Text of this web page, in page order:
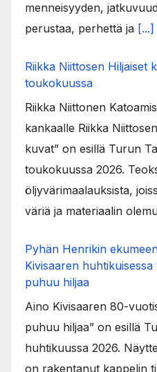
menneisyyden,
perustaa, perhettä ja [...]
Riikka Niittosen Hiljaiset
toukokuussa
Riikka Niittonen
kankaalle Riikka
kuvat” on esillä Turun
toukokuussa 2026.
öljyvärimaalauksista,
väriä ja materiaalin
Pyhän Henrikin
Kivisaaren
puhuu hiljaa
Aino Kivisaaren 80-
puhuu hiljaa” on esillä
huhtikuussa 2026.
on rakentanut kappelin